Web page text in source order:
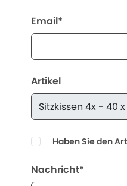
Email*
Artikel
Haben Sie den
Nachricht*